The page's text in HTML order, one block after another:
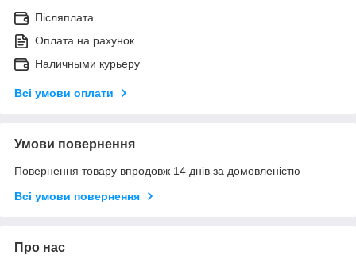
Післяплата
Оплата на рахунок
Наличными курьеру
Всі умови оплати
Умови повернення
Повернення товару впродовж 14 днів за домовленістю
Всі умови повернення
Про нас